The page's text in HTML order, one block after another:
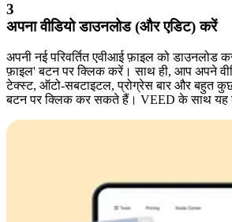
3
अपना वीडियो डाउनलोड (और एडिट) करें
अपनी नई परिवर्तित एवीआई फ़ाइल को डाउनलोड
फ़ाइल' बटन पर क्लिक करें। साथ ही, आप अपने
टेक्स्ट, ऑटो-सबटाइटल, प्रोग्रेस बार और बहुत
बटन पर क्लिक कर सकते हैं। VEED के साथ यह